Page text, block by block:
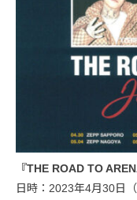
『THE ROAD TO
日時：2023年4月30日